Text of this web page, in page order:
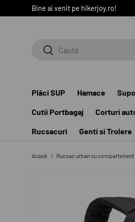
SARI LA CONȚINUT
Bine ai venit pe hikerjoy.ro!
CautăCaută
Plăci SUP Hamace
Cutii Portbagaj Corturi
Rucsacuri Genti si Trolere
Acasă